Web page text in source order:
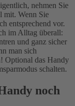
nehmen Sie
mit. Wenn Sie
entsprechend vor.
im Alltag überall:
und ganz sicher
man sich
Optional das Handy
schalten.
noch